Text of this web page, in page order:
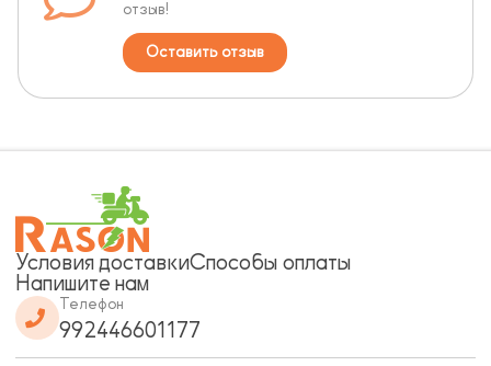
отзыв!
Оставить отзыв
Условия доставкиСпособы оплаты
Напишите нам
Телефон
992446601177